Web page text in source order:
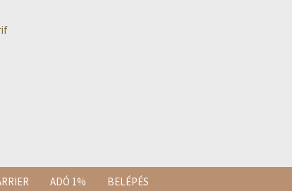
ADÓ 1% BELÉPÉS